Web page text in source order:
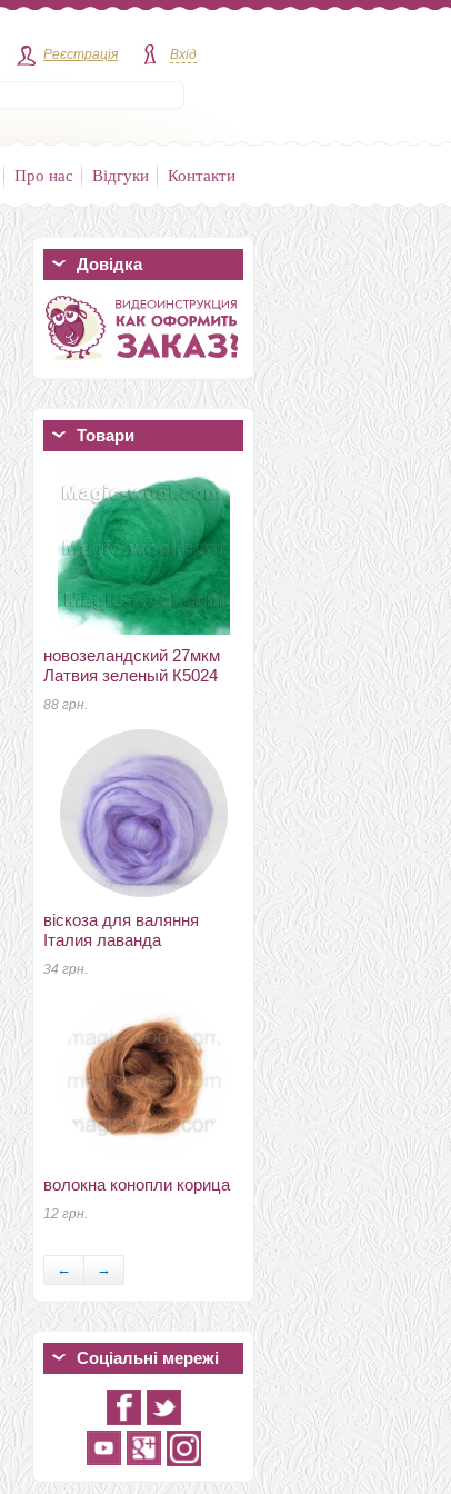
Реєстрація Вхід
Про нас Відгуки Контакти
Довідка
Товари
новозеландский 27мкм
Латвия зеленый К5024
88 грн.
віскоза для валяння
Італия лаванда
34 грн.
волокна конопли корица
12 грн.
пряжа Пастила
сиреневые дали
46 грн.
калифорния (меринос
50% акрил 50%) 4377
220 грн.
подвески, кулоны ключ
№2 60мм
15 грн.
← →
Соціальні мережі